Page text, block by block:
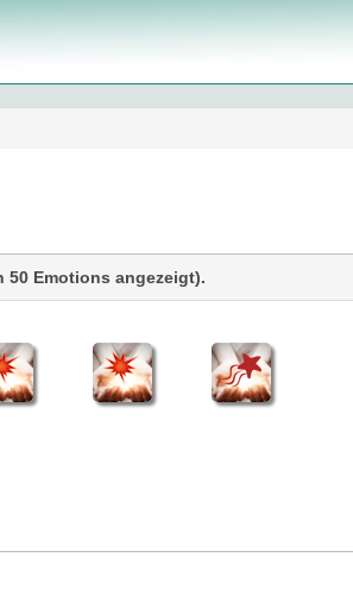
50 Emotions angezeigt).